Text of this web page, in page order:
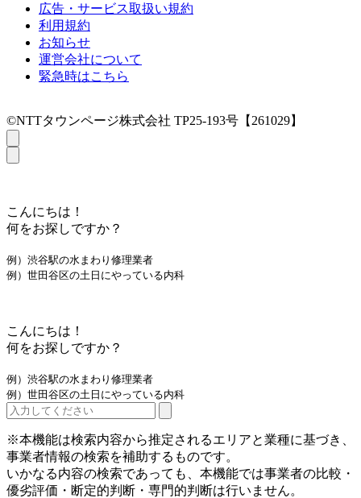
広告・サービス取扱い規約
利用規約
お知らせ
運営会社について
緊急時はこちら
©NTTタウンページ株式会社 TP25-193号【261029】
こんにちは！
何をお探しですか？
例）渋谷駅の水まわり修理業者
例）世田谷区の土日にやっている内科
こんにちは！
何をお探しですか？
例）渋谷駅の水まわり修理業者
例）世田谷区の土日にやっている内科
※本機能は検索内容から推定されるエリアと業種に基づき、
事業者情報の検索を補助するものです。
いかなる内容の検索であっても、本機能では事業者の比較・
優劣評価・断定的判断・専門的判断は行いません。